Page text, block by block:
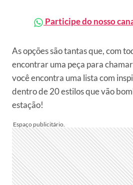
Participe do nosso
As opções são tantas que, com
encontrar uma peça para
você encontra uma lista com
dentro de 20 estilos que vão
estação!